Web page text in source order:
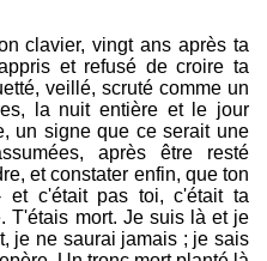
clavier, vingt ans après ta
et refusé de croire ta
veillé, scruté comme un
la nuit entière et le jour
un signe que ce serait une
après être resté
et constater enfin, que ton
et c'était pas toi, c'était ta
T'étais mort. Je suis là et je
je ne saurai jamais ; je sais